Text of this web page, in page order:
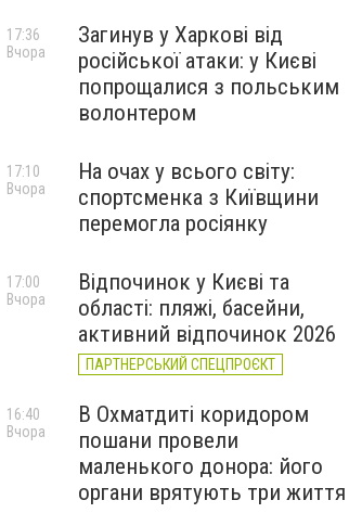
Загинув у Харкові від
російської атаки: у Києві
попрощалися з польським
волонтером
17:36
Вчора
На очах у всього світу:
спортсменка з Київщини
перемогла росіянку
17:10
Вчора
Відпочинок у Києві та
області: пляжі, басейни,
активний відпочинок 2026
ПАРТНЕРСЬКИЙ СПЕЦПРОЄКТ
17:00
Вчора
В Охматдиті коридором
пошани провели
маленького донора: його
органи врятують три життя
16:40
Вчора